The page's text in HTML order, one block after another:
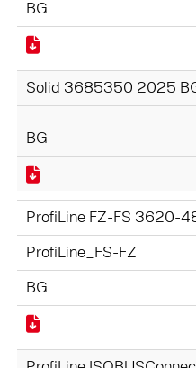
BG
Solid 3685350 2025
BG
ProfiLine FZ-FS 3620-
ProfiLine_FS-FZ
BG